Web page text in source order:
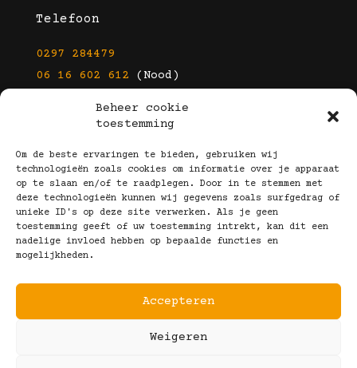
Beheer cookie
toestemming
Om de beste ervaringen te bieden, gebruiken wij
technologieën zoals cookies om informatie over je apparaat
op te slaan en/of te raadplegen. Door in te stemmen met
deze technologieën kunnen wij gegevens zoals surfgedrag of
unieke ID's op deze site verwerken. Als je geen
toestemming geeft of uw toestemming intrekt, kan dit een
nadelige invloed hebben op bepaalde functies en
mogelijkheden.
Accepteren
Weigeren
Telefoon
0297 284479
06 16 602 612 (Nood)
info@kootbrillen.nl
Volg Ons!
Copyright © 2025 Koot Brillen
Algemene Voorwaarden